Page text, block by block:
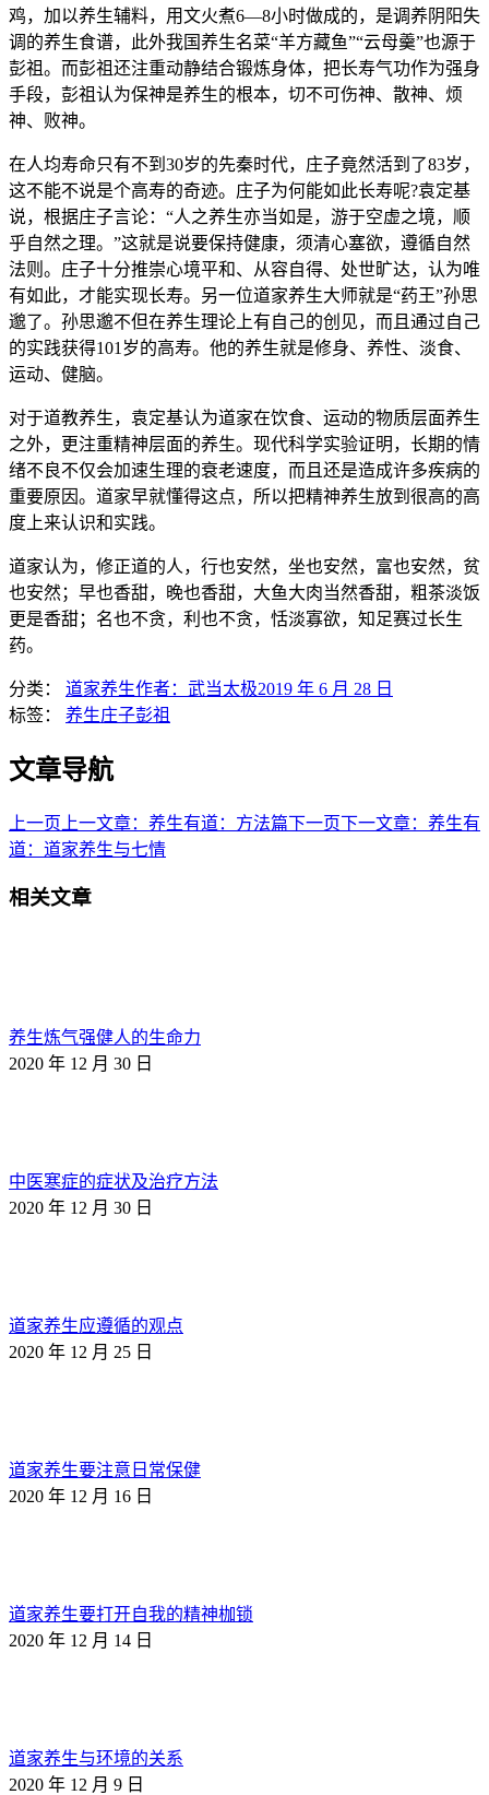
鸡，加以养生辅料，用文火煮6—8小时做成的，是调养阴阳失
调的养生食谱，此外我国养生名菜“羊方藏鱼”“云母羹”也源于
彭祖。而彭祖还注重动静结合锻炼身体，把长寿气功作为强身
手段，彭祖认为保神是养生的根本，切不可伤神、散神、烦
神、败神。
在人均寿命只有不到30岁的先秦时代，庄子竟然活到了83岁，
这不能不说是个高寿的奇迹。庄子为何能如此长寿呢?袁定基
说，根据庄子言论：“人之养生亦当如是，游于空虚之境，顺
乎自然之理。”这就是说要保持健康，须清心塞欲，遵循自然
法则。庄子十分推崇心境平和、从容自得、处世旷达，认为唯
有如此，才能实现长寿。另一位道家养生大师就是“药王”孙思
邈了。孙思邈不但在养生理论上有自己的创见，而且通过自己
的实践获得101岁的高寿。他的养生就是修身、养性、淡食、
运动、健脑。
对于道教养生，袁定基认为道家在饮食、运动的物质层面养生
之外，更注重精神层面的养生。现代科学实验证明，长期的情
绪不良不仅会加速生理的衰老速度，而且还是造成许多疾病的
重要原因。道家早就懂得这点，所以把精神养生放到很高的高
度上来认识和实践。
道家认为，修正道的人，行也安然，坐也安然，富也安然，贫
也安然；早也香甜，晚也香甜，大鱼大肉当然香甜，粗茶淡饭
更是香甜；名也不贪，利也不贪，恬淡寡欲，知足赛过长生
药。
分类： 道家养生作者： 武当太极2019 年 6 月 28 日
标签： 养生庄子彭祖
文章导航
上一页 上一文章： 养生有道：方法篇下一页下一文章： 养生有
道：道家养生与七情
相关文章
养生炼气强健人的生命力
2020 年 12 月 30 日
中医寒症的症状及治疗方法
2020 年 12 月 30 日
道家养生应遵循的观点
2020 年 12 月 25 日
道家养生要注意日常保健
2020 年 12 月 16 日
道家养生要打开自我的精神枷锁
2020 年 12 月 14 日
道家养生与环境的关系
2020 年 12 月 9 日